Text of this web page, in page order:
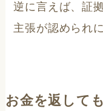
逆に言えば、証
主張が認められ
お金を返して